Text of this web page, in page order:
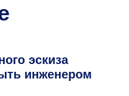
эскиза
инженером